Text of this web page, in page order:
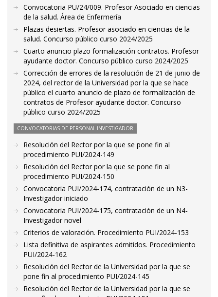
Convocatoria PU/24/009. Profesor Asociado en ciencias
de la salud. Área de Enfermería
Plazas desiertas. Profesor asociado en ciencias de la
salud. Concurso público curso 2024/2025
Cuarto anuncio plazo formalización contratos. Profesor
ayudante doctor. Concurso público curso 2024/2025
Corrección de errores de la resolución de 21 de junio de
2024, del rector de la Universidad por la que se hace
público el cuarto anuncio de plazo de formalización de
contratos de Profesor ayudante doctor. Concurso
público curso 2024/2025
CONVOCATORIAS DE PERSONAL INVESTIGADOR
Resolución del Rector por la que se pone fin al
procedimiento PUI/2024-149
Resolución del Rector por la que se pone fin al
procedimiento PUI/2024-150
Convocatoria PUI/2024-174, contratación de un N3-
Investigador iniciado
Convocatoria PUI/2024-175, contratación de un N4-
Investigador novel
Criterios de valoración. Procedimiento PUI/2024-153
Lista definitiva de aspirantes admitidos. Procedimiento
PUI/2024-162
Resolución del Rector de la Universidad por la que se
pone fin al procedimiento PUI/2024-145
Resolución del Rector de la Universidad por la que se